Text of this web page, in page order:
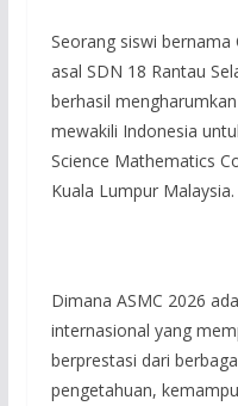
Seorang siswi bernama
asal SDN 18 Rantau
berhasil
mewakili Indonesia
Science Mathematics
Kuala Lumpur Malaysia.
Dimana ASMC 2026
internasional yang
berprestasi dari
pengetahuan,